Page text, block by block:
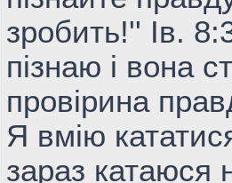
зробить!'' Ів.
пізнаю і вона
провірина
Я вмію
зараз